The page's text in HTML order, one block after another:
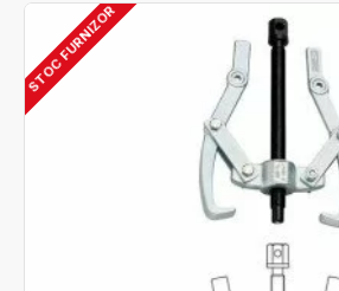
STOC FURNIZOR